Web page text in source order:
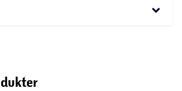
keyboard_arrow_down